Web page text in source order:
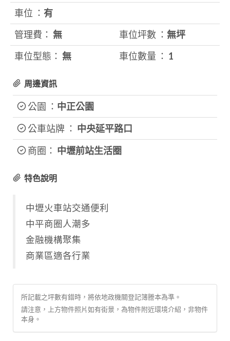
車位 ： 有
管理費： 無 車位坪數 ： 無坪
車位型態： 無 車位數量 ： 1
周邊資訊
公園 ： 中正公園
公車站牌 ： 中央延平路口
商圈： 中壢前站生活圈
特色說明
中壢火車站交通便利
中平商圈人潮多
金融機構聚集
商業區適各行業
所記載之坪數有錯時，將依地政機關登記簿謄本為準。
請注意，上方物件照片如有街景，為物件附近環境介紹，非物件
本身。